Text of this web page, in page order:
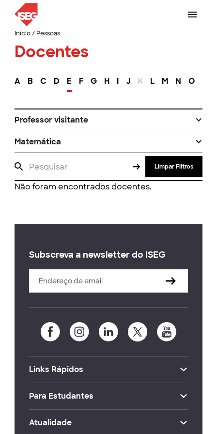
Início/ Pessoas
Docentes
A B C D E F G H I J K L M N O
Professor visitante
Matemática
Limpar Filtros
Não foram encontrados docentes.
Subscreva a newsletter do ISEG
Links Rápidos
Para Estudantes
Atualidade